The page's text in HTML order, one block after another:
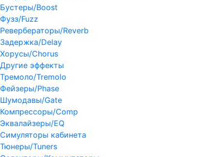
Бустеры/Boost
Фузз/Fuzz
Ревербераторы/Reverb
Задержка/Delay
Хорусы/Chorus
Другие эффекты
Тремоло/Tremolo
Фейзеры/Phase
Шумодавы/Gate
Компрессоры/Comp
Эквалайзеры/EQ
Симуляторы кабинета
Тюнеры/Tuners